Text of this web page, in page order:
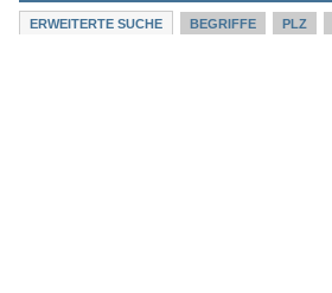
ERWEITERTE SUCHE BEGRIFFE PLZ